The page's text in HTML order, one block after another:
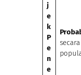
j
e
k
P
e
n
e